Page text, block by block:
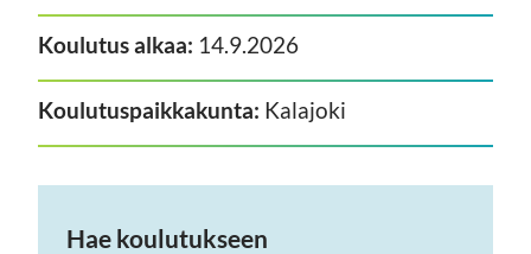
Koulutus alkaa: 14.9.2026
Koulutuspaikkakunta: Kalajoki
Hae koulutukseen